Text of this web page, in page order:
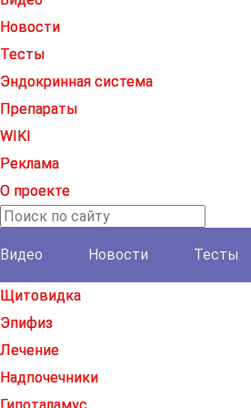
Новости
Тесты
Эндокринная система
Препараты
WIKI
Реклама
О проекте
Видео Новости Тесты
Щитовидка
Эпифиз
Лечение
Надпочечники